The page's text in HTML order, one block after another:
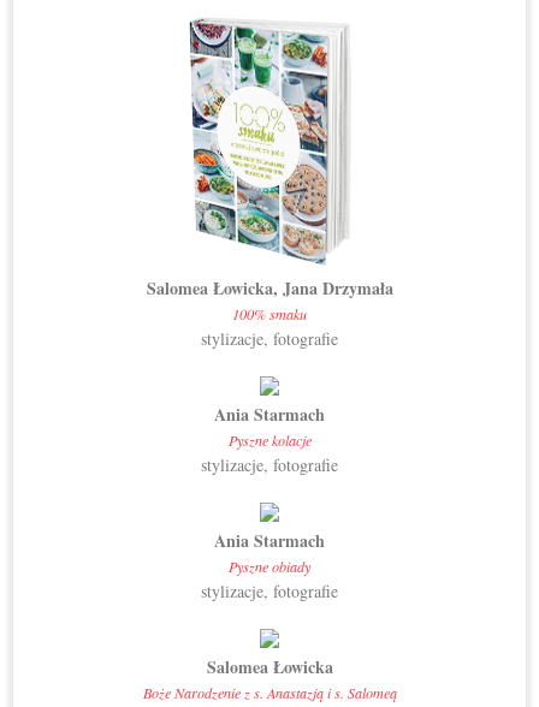
Salomea Łowicka, Jana Drzymała
100% smaku
stylizacje, fotografie
Ania Starmach
Pyszne kolacje
stylizacje, fotografie
Ania Starmach
Pyszne obiady
stylizacje, fotografie
Salomea Łowicka
Boże Narodzenie z s. Anastazją i s. Salomeą